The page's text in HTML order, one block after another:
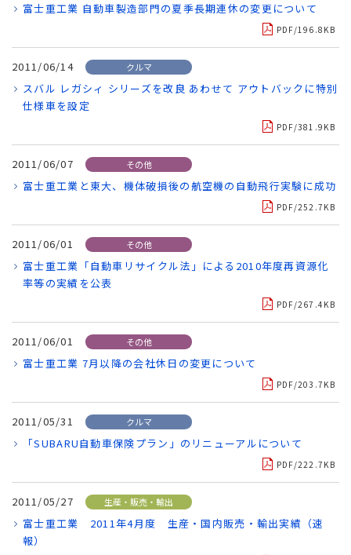
富士重工業 自動車製造部門の夏季長期連休の変更について
PDF/196.8KB
2011/06/14 クルマ
スバル レガシィ シリーズを改良 あわせて アウトバックに特別
仕様車を設定
PDF/381.9KB
2011/06/07 その他
富士重工業と東大、機体破損後の航空機の自動飛行実験に成功
PDF/252.7KB
2011/06/01 その他
富士重工業「自動車リサイクル法」による2010年度再資源化
率等の実績を公表
PDF/267.4KB
2011/06/01 その他
富士重工業 7月以降の会社休日の変更について
PDF/203.7KB
2011/05/31 クルマ
「SUBARU自動車保険プラン」のリニューアルについて
PDF/222.7KB
2011/05/27 生産・販売・輸出
富士重工業 2011年4月度 生産・国内販売・輸出実績（速
報）